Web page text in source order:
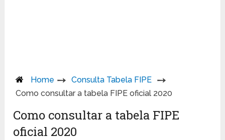
Home
Consulta Tabela FIPE
Como consultar a tabela FIPE oficial 2020
Como consultar a tabela FIPE
oficial 2020